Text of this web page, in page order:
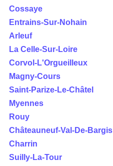
Cossaye
Entrains-Sur-Nohain
Arleuf
La Celle-Sur-Loire
Corvol-L'Orgueilleux
Magny-Cours
Saint-Parize-Le-Châtel
Myennes
Rouy
Châteauneuf-Val-De-Bargis
Charrin
Suilly-La-Tour